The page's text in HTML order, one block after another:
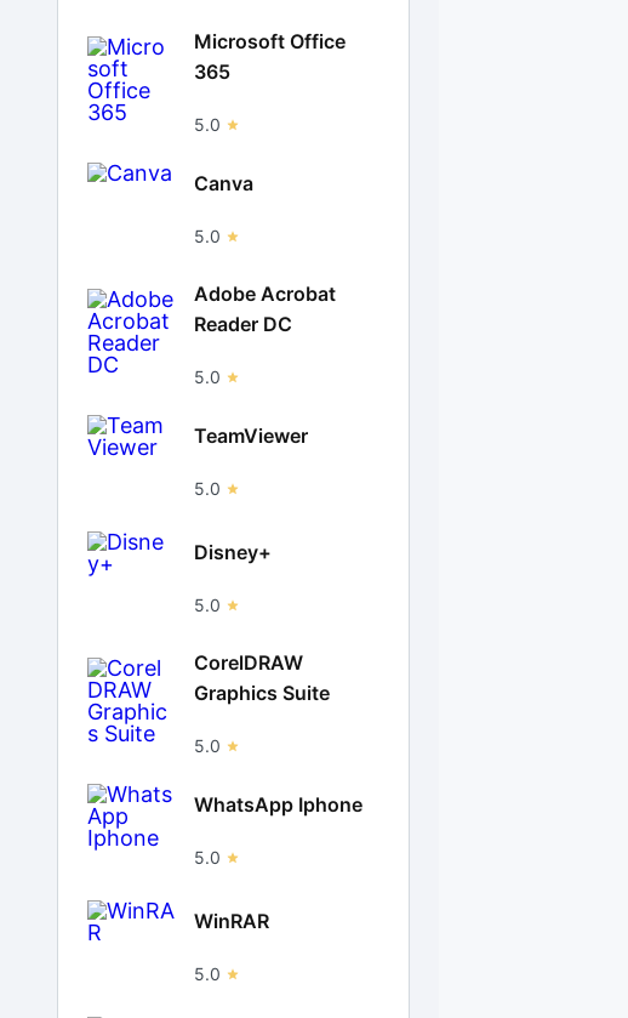
Microsoft Office
365
5.0
Canva
5.0
Adobe Acrobat
Reader DC
5.0
TeamViewer
5.0
Disney+
5.0
CorelDRAW
Graphics Suite
5.0
WhatsApp Iphone
5.0
WinRAR
5.0